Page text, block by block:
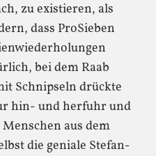
zu existieren, als
dass ProSieben
bei dem Raab
Schnipseln drückte
hin- und herfuhr und
aus dem
die geniale Stefan-